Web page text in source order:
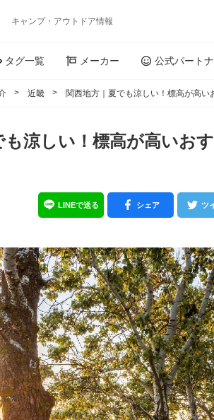
キャンプ・アウトドア情報
タグ一覧 メーカー 公式パート
近畿 関西地方｜夏でも涼しい！標高が高い
も涼しい！標高が高いお
LINEで送る シェア ツ